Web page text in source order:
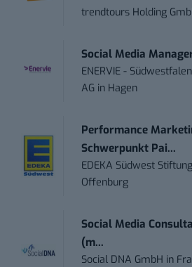
trendtours Holding
Social Media
ENERVIE -
AG in Hagen
Performance
Schwerpunkt Pai...
EDEKA Südwest
Offenburg
Social Media
(m...
Social DNA GmbH in